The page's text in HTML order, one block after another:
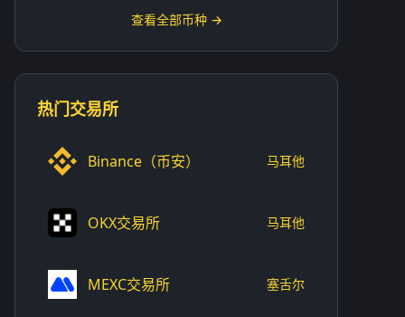
查看全部币种 →
热门交易所
Binance（币安） 马耳他
OKX交易所 马耳他
MEXC交易所 塞舌尔